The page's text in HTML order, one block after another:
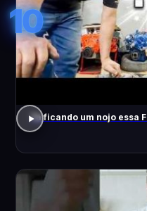
10
Tá ficando um nojo essa